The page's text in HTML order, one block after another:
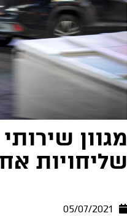
מגוון
שליחויות
05/07/2021